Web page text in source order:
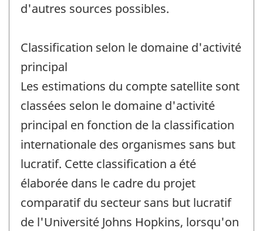
d'autres sources possibles.
Classification selon le domaine d'activité
principal
Les estimations du compte satellite sont
classées selon le domaine d'activité
principal en fonction de la classification
internationale des organismes sans but
lucratif. Cette classification a été
élaborée dans le cadre du projet
comparatif du secteur sans but lucratif
de l'Université Johns Hopkins, lorsqu'on